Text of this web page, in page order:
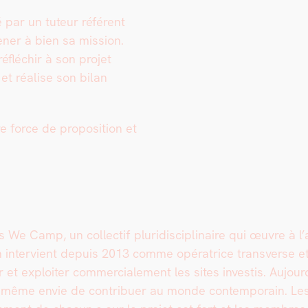
par un tuteur référent
à bien sa mis­sion.
à son pro­jet
réalise son bilan
force de propo­si­tion et
We Camp, un col­lec­tif pluridis­ci­plinaire qui œuvre à
inter­vient depuis 2013 comme opéra­trice
exploiter com­mer­ciale­ment les sites investis.
envie de con­tribuer au monde con­tem­po­rain.